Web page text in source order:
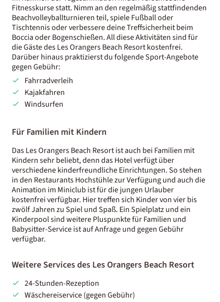
Fitnesskurse statt. Nimm an den regelmäßig stattfindenden
Beachvolleyballturnieren teil, spiele Fußball oder
Tischtennis oder verbessere deine Treffsicherheit beim
Boccia oder Bogenschießen. All diese Aktivitäten sind für
die Gäste des Les Orangers Beach Resort kostenfrei.
Darüber hinaus praktizierst du folgende Sport-Angebote
gegen Gebühr:
Fahrradverleih
Kajakfahren
Windsurfen
Für Familien mit Kindern
Das Les Orangers Beach Resort ist auch bei Familien mit
Kindern sehr beliebt, denn das Hotel verfügt über
verschiedene kinderfreundliche Einrichtungen. So stehen
in den Restaurants Hochstühle zur Verfügung und auch die
Animation im Miniclub ist für die jungen Urlauber
kostenfrei verfügbar. Hier treffen sich Kinder von vier bis
zwölf Jahren zu Spiel und Spaß. Ein Spielplatz und ein
Kinderpool sind weitere Pluspunkte für Familien und
Babysitter-Service ist auf Anfrage und gegen Gebühr
verfügbar.
Weitere Services des Les Orangers Beach Resort
24-Stunden-Rezeption
Wäschereiservice (gegen Gebühr)